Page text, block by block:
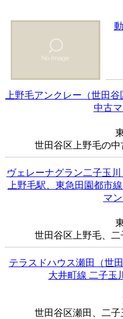
上野毛アンクレー（世田
中古マ
世田谷区上野毛の
ヴェレーナグラン二子玉
上野毛駅、東急田園都市
マン
世田谷区上野毛、
テラスドハウス瀬田（世
大井町線 二子玉
世田谷区瀬田、二